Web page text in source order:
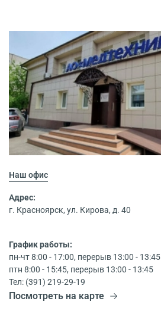
Наш офис
Адрес:
г. Красноярск, ул. Кирова, д. 40
График работы:
пн-чт 8:00 - 17:00, перерыв 13:00 - 13:45
птн 8:00 - 15:45, перерыв 13:00 - 13:45
Тел: (391) 219-29-19
Посмотреть на карте